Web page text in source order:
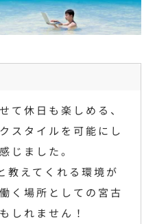
て休日も楽しめる、
スタイルを可能にし
じました。
教えてくれる環境が
く場所としての宮古
しれません！